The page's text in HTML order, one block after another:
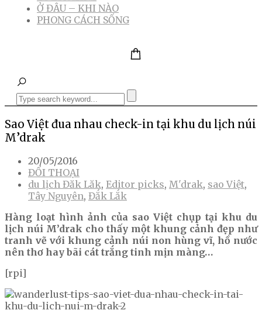
Ở ĐÂU – KHI NÀO
PHONG CÁCH SỐNG
Sao Việt đua nhau check-in tại khu du lịch núi
M’drak
20/05/2016
ĐỐI THOẠI
du lịch Đăk Lăk, Editor picks, M'drak, sao Việt,
Tây Nguyên, Đắk Lắk
Hàng loạt hình ảnh của sao Việt chụp tại khu du
lịch núi M’drak cho thấy một khung cảnh đẹp như
tranh vẽ với khung cảnh núi non hùng vĩ, hồ nước
nên thơ hay bãi cát trắng tinh mịn màng…
[rpi]